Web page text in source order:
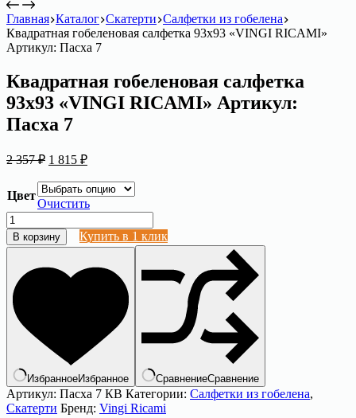
Главная Каталог Скатерти Салфетки из гобелена
Квадратная гобеленовая салфетка 93х93 «VINGI RICAMI»
Артикул: Пасха 7
Квадратная гобеленовая салфетка
93х93 «VINGI RICAMI» Артикул:
Пасха 7
2 357₽ Первоначальная
составляла
2
357 ₽.
1 815 ₽Текущая
1
815 ₽.
Цвет
Очистить
Количество
товара
Квадратная
салфетка
93х93
"VINGI
RICAMI"
Артикул:
В корзину Купить в 1 клик
ИзбранноеИзбранное СравнениеСравнение
Артикул: Пасха 7 КВ Категории: Салфетки из гобелена,
Скатерти Бренд: Vingi Ricami